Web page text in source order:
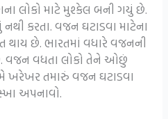
લોકો માટે મુશ્કેલ બની ગયું છે.
કરતા. વજન ઘટાડવા માટેના
થાય છે. ભારતમાં વધારે વજનની
વજન વધતા લોકો તેને ઓછું
ખરેખર તમારું વજન ઘટાડવા
અપનાવો.